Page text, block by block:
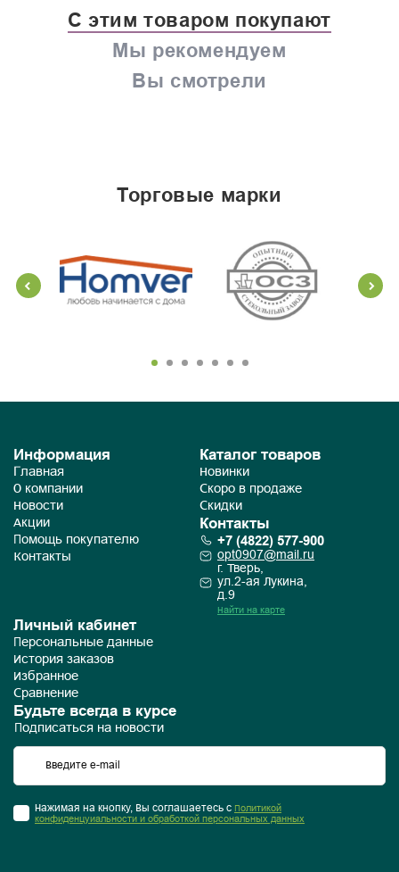
С этим товаром покупают
Мы рекомендуем
Вы смотрели
торговые марки
Информация
Главная
О компании
Новости
Акции
Помощь покупателю
Контакты
Каталог товаров
Новинки
Скоро в продаже
Скидки
Контакты
+7 (4822) 577-900
opt0907@mail.ru
г. Тверь,
ул.2-ая Лукина,
д.9
Найти на карте
Личный кабинет
Персональные данные
История заказов
Избранное
Сравнение
Будьте всегда в курсе
Подписаться на новости
Нажимая на кнопку, Вы соглашаетесь с Политикой
конфиденцуиальности и обработкой персональных данных